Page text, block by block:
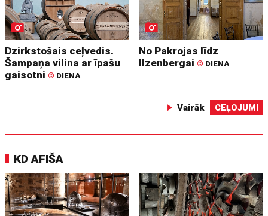
Dzirkstošais ceļvedis.
Šampaņa vilina ar īpašu
gaisotni © DIENA
No Pakrojas līdz
Ilzenbergai © DIENA
Vairāk CEĻOJUMI
KD AFIŠA